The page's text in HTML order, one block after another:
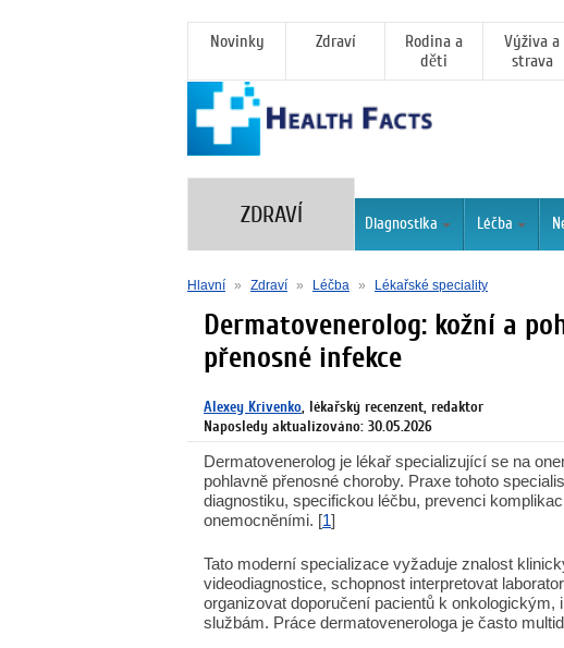
Novinky Zdraví
Rodina a
děti
Výživa a
strava
ZDRAVÍ Diagnostika Léčba
Hlavní » Zdraví » Léčba » Lékařské speciality
Dermatovenerolog: kožní a
přenosné infekce
Alexey Krivenko, lékařský recenzent, redaktor
Naposledy aktualizováno: 30.05.2026
Dermatovenerolog je lékař specializující se na
pohlavně přenosné choroby. Praxe tohoto
diagnostiku, specifickou léčbu, prevenci
onemocněními. [1]
Tato moderní specializace vyžaduje znalost
videodiagnostice, schopnost interpretovat
organizovat doporučení pacientů k
službám. Práce dermatovenerologa je často